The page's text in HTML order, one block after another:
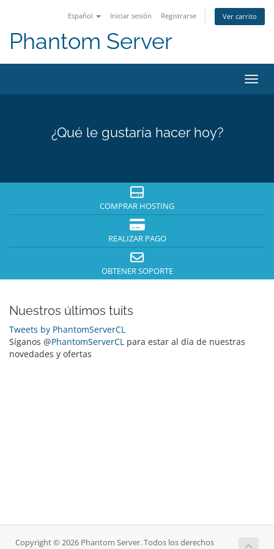
Español Iniciar sesión Registrarse Ver carrito
Phantom Server
¿Qué le gustaría hacer hoy?
COMPRAR HOSTING
REALIZAR PAGO
OBTENER SOPORTE
Nuestros últimos tuits
Tweets by PhantomServerCL
Síganos @PhantomServerCL para estar al día de nuestras
novedades y ofertas
Copyright © 2026 Phantom Server. Todos los derechos